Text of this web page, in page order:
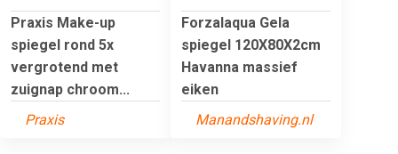
Praxis Make-up
spiegel rond 5x
vergrotend met
zuignap chroom...
Praxis
Forzalaqua Gela
spiegel 120X80X2cm
Havanna massief
eiken
Manandshaving.nl